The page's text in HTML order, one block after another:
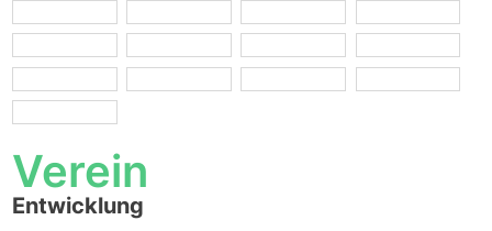
Verein
Entwicklung